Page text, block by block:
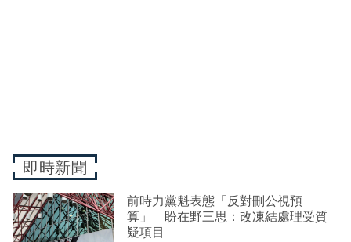
即時新聞
前時力黨魁表態「反對刪公視預
算」 盼在野三思：改凍結處理受質
疑項目